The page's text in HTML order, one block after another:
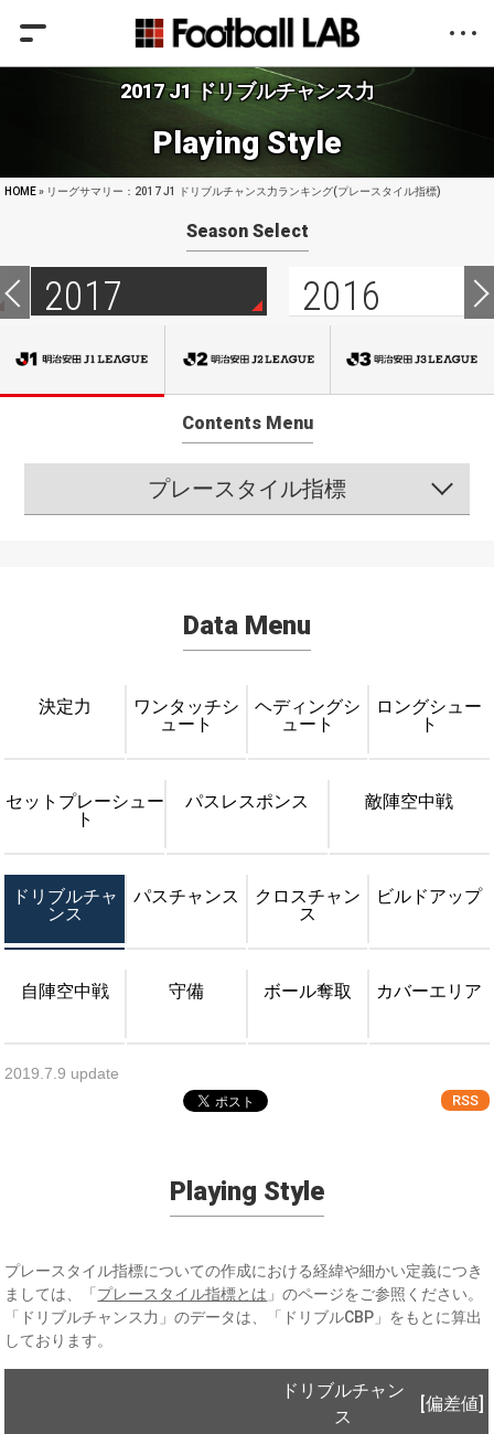
2017 J1 ドリブルチャンス力
Playing Style
HOME» リーグサマリー：2017 J1 ドリブルチャンス力ランキング(プレースタイル指標)
Season Select
2017 2016
Contents Menu
プレースタイル指標
Data Menu
決定力
ワンタッチシ
ュート
ヘディングシ
ュート
ロングシュー
ト
セットプレーシュー
ト
パスレスポンス 敵陣空中戦
ドリブルチャ
ンス
パスチャンス
クロスチャン
ス
ビルドアップ
自陣空中戦 守備 ボール奪取 カバーエリア
2019.7.9 update
RSS
Playing Style
プレースタイル指標についての作成における経緯や細かい定義につき
ましては、「 プレースタイル指標とは 」のページをご参照ください。
「ドリブルチャンス力」のデータは、「ドリブルCBP」をもとに算出
しております。
ドリブルチャン
ス
[偏差値]